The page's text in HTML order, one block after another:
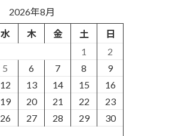
2026年8月
水 木 金 土
日
1
2
5 6 7 8
9
12 13 14 15
16
19 20 21 22
23
26 27 28 29
30